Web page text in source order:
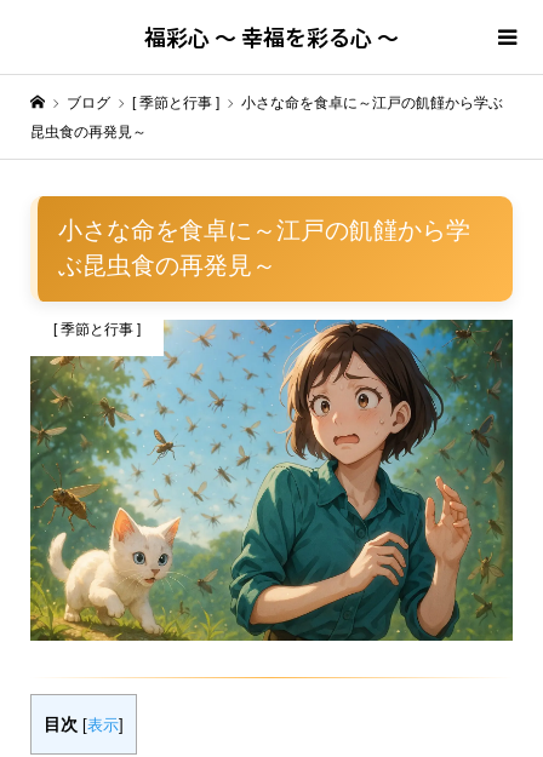
福彩心 ～ 幸福を彩る心 ～
ブログ [ 季節と行事 ]
小さな命を食卓に～江戸の飢饉から学ぶ
昆虫食の再発見～
小さな命を食卓に～江戸の飢饉から学
ぶ昆虫食の再発見～
[ 季節と行事 ]
目次 表示]